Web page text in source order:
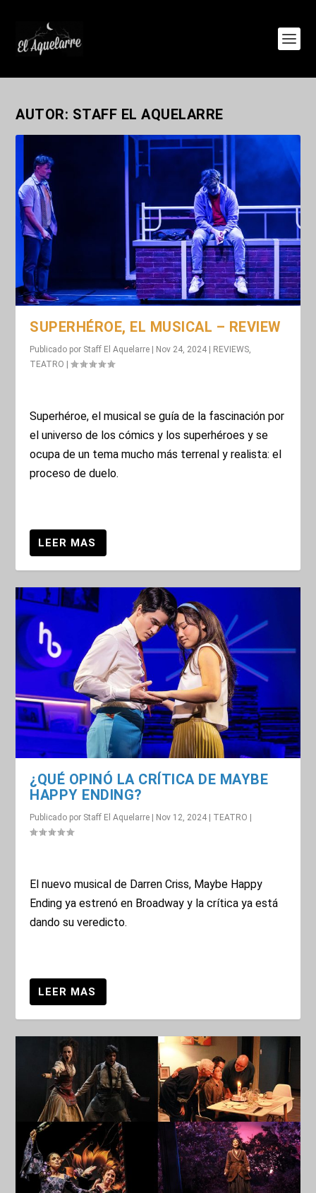
AUTOR: STAFF EL AQUELARRE
SUPERHÉROE, EL MUSICAL – REVIEW
Publicado por Staff El Aquelarre | Nov 24, 2024 | REVIEWS
TEATRO |
Superhéroe, el musical se guía de la fascinación por
el universo de los cómics y los superhéroes y se
ocupa de un tema mucho más terrenal y realista: el
proceso de duelo.
¿QUÉ OPINÓ LA CRÍTICA DE MAYBE
HAPPY ENDING?
Publicado por Staff El Aquelarre | Nov 12, 2024 | TEATRO |
El nuevo musical de Darren Criss, Maybe Happy
Ending ya estrenó en Broadway y la crítica ya está
dando su veredicto.